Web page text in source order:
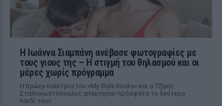
H Ιωάννα Σιαμπάνη ανέβασε φωτογραφίες με
τους γιους της – Η στιγμή του θηλασμού και οι
μέρες χωρίς πρόγραμμα
Η πρώην παίκτρια του «My Style Rocks» και ο Τζίμης
Σταθοκωστόπουλος απέκτησαν πρόσφατα το δεύτερο
παιδί τους